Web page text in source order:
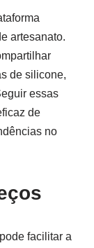
artesanato.
de silicone,
essas
de
no
facilitar a